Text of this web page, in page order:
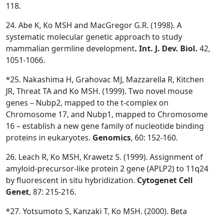
118.
24. Abe K, Ko MSH and MacGregor G.R. (1998). A
systematic molecular genetic approach to study
mammalian germline development. Int. J. Dev. Biol. 42,
1051-1066.
*25. Nakashima H, Grahovac MJ, Mazzarella R, Kitchen
JR, Threat TA and Ko MSH. (1999). Two novel mouse
genes – Nubp2, mapped to the t-complex on
Chromosome 17, and Nubp1, mapped to Chromosome
16 – establish a new gene family of nucleotide binding
proteins in eukaryotes. Genomics, 60: 152-160.
26. Leach R, Ko MSH, Krawetz S. (1999). Assignment of
amyloid-precursor-like protein 2 gene (APLP2) to 11q24
by fluorescent in situ hybridization. Cytogenet Cell
Genet, 87: 215-216.
*27. Yotsumoto S, Kanzaki T, Ko MSH. (2000). Beta